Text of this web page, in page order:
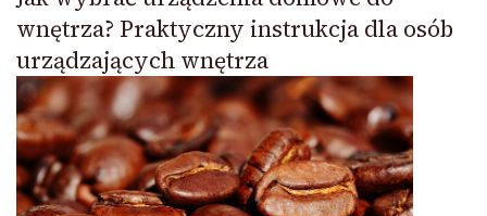
wnętrza? Praktyczny instrukcja dla osób
urządzających wnętrza